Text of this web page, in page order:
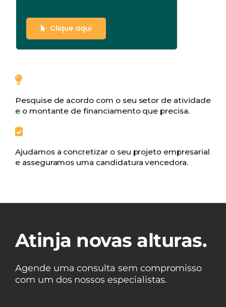
Clique aqui
Pesquise de acordo com o seu setor de atividade
e o montante de financiamento que precisa.
Ajudamos a concretizar o seu projeto empresarial
e asseguramos uma candidatura vencedora.
Atinja novas alturas.
Agende uma consulta sem compromisso
com um dos nossos especialistas.